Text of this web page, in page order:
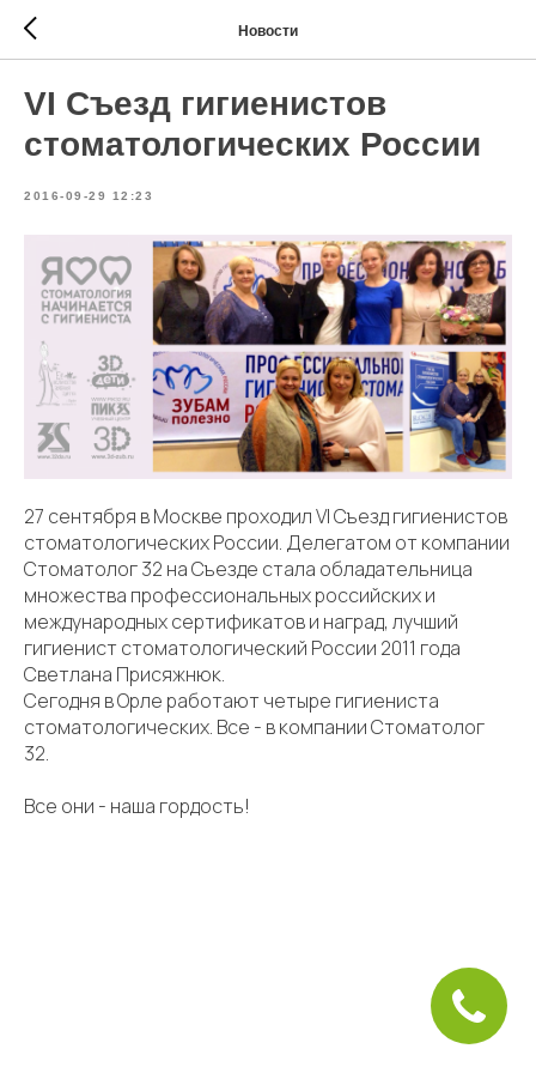
Новости
VI Съезд гигиенистов
стоматологических России
2016-09-29 12:23
27 сентября в Москве проходил VI Съезд гигиенистов
стоматологических России. Делегатом от компании
Стоматолог 32 на Съезде стала обладательница
множества профессиональных российских и
международных сертификатов и наград, лучший
гигиенист стоматологический России 2011 года
Светлана Присяжнюк.
Сегодня в Орле работают четыре гигиениста
стоматологических. Все - в компании Стоматолог
32.
Все они - наша гордость!